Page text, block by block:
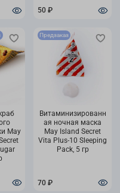
50 ₽
May
Предзаказ
Витаминизированн
ая ночная маска
May Island Secret
Vita Plus-10 Sleeping
Pack, 5 гр
70 ₽